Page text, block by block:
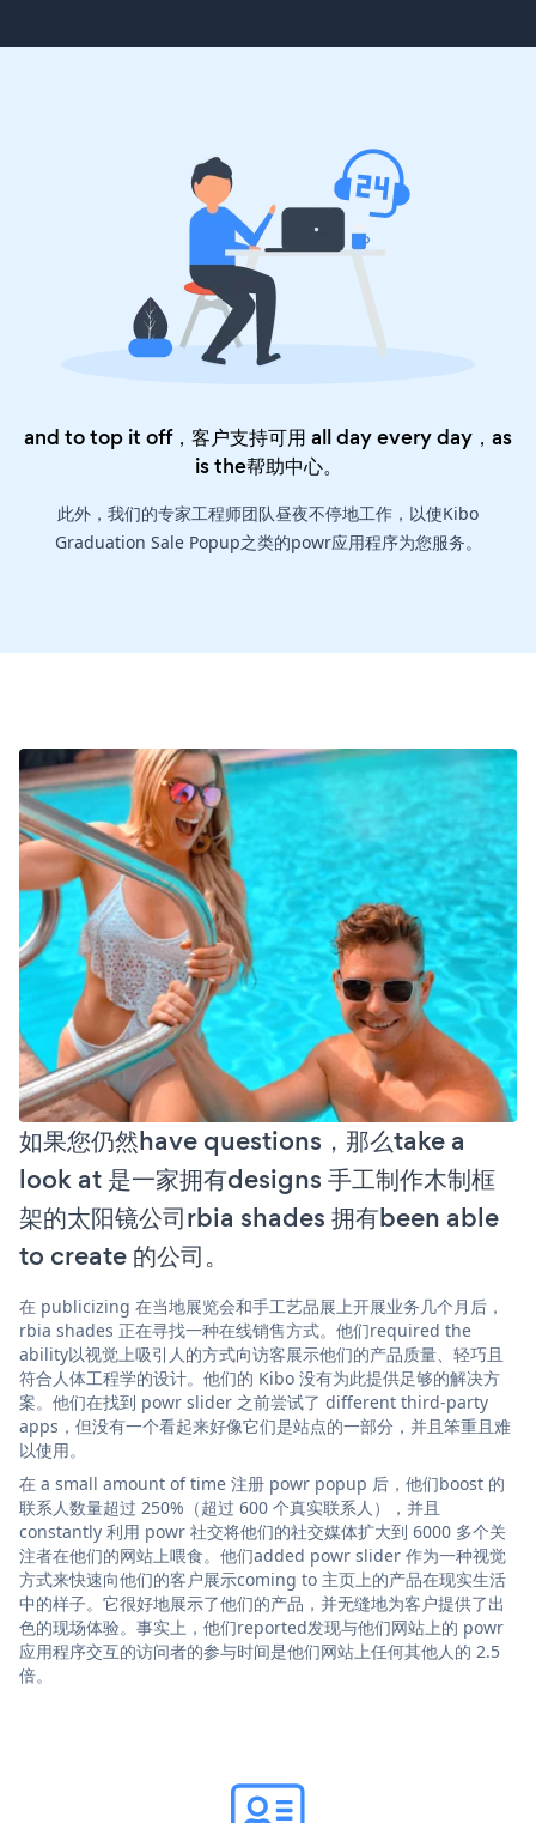
and to top it off，客户支持可用 all day every day，as
is the帮助中心。
此外，我们的专家工程师团队昼夜不停地工作，以使Kibo
Graduation Sale Popup之类的powr应用程序为您服务。
如果您仍然have questions，那么take a
look at 是一家拥有designs 手工制作木制框
架的太阳镜公司rbia shades 拥有been able
to create 的公司。
在 publicizing 在当地展览会和手工艺品展上开展业务几个月后，
rbia shades 正在寻找一种在线销售方式。他们required the
ability以视觉上吸引人的方式向访客展示他们的产品质量、轻巧且
符合人体工程学的设计。他们的 Kibo 没有为此提供足够的解决方
案。他们在找到 powr slider 之前尝试了 different third-party
apps，但没有一个看起来好像它们是站点的一部分，并且笨重且难
以使用。
在 a small amount of time 注册 powr popup 后，他们boost 的
联系人数量超过 250%（超过 600 个真实联系人），并且
constantly 利用 powr 社交将他们的社交媒体扩大到 6000 多个关
注者在他们的网站上喂食。他们added powr slider 作为一种视觉
方式来快速向他们的客户展示coming to 主页上的产品在现实生活
中的样子。它很好地展示了他们的产品，并无缝地为客户提供了出
色的现场体验。事实上，他们reported发现与他们网站上的 powr
应用程序交互的访问者的参与时间是他们网站上任何其他人的 2.5
倍。